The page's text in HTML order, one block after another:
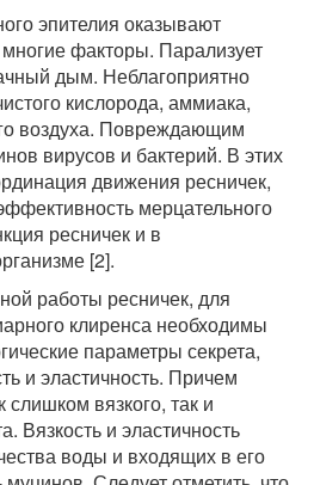
эпителия оказывают
факторы. Парализует
дым. Неблагоприятно
кислорода, аммиака,
воздуха. Повреждающим
вирусов и бактерий. В этих
движения ресничек,
мерцательного
ресничек и в
[2].
работы ресничек, для
клиренса необходимы
параметры секрета,
и эластичность. Причем
слишком вязкого, так и
Вязкость и эластичность
воды и входящих в его